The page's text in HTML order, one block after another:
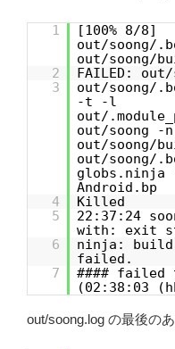
1
[100% 8/8]
out/soong/
out/soong/
2
FAILED:
3
out/soong/
-t -l
out/
out/soong -
out/soong/
out/soong/
globs.ninja
Android.bp
4
Killed
5
22:37:24
with: exit
6
ninja: build
failed.
7
#### failed
(02:38:03
out/soong.log の最後の